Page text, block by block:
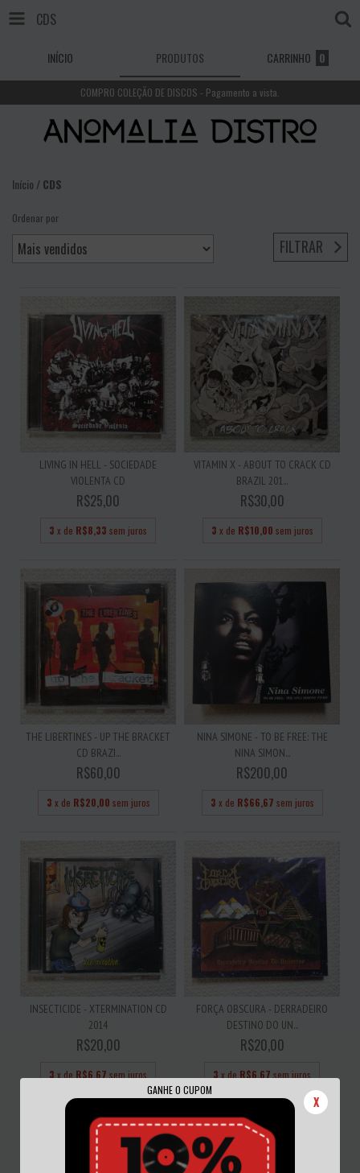
GANHE O CUPOM
X
CDS
INÍCIO PRODUTOS CARRINHO 0
COMPRO COLEÇÃO DE DISCOS - Pagamento a vista.
Início /CDS
Ordenar por
FILTRAR
LIVING IN HELL - SOCIEDADE
VIOLENTA CD
R$25,00
3 x de R$8,33 sem juros
VITAMIN X - ABOUT TO CRACK CD
BRAZIL 201...
R$30,00
3 x de R$10,00 sem juros
THE LIBERTINES - UP THE BRACKET
CD BRAZI...
R$60,00
3 x de R$20,00 sem juros
NINA SIMONE - TO BE FREE: THE
NINA SIMON...
R$200,00
3 x de R$66,67 sem juros
INSECTICIDE - XTERMINATION CD
2014
R$20,00
3 x de R$6,67 sem juros
FORÇA OBSCURA - DERRADEIRO
DESTINO DO UN...
R$20,00
3 x de R$6,67 sem juros